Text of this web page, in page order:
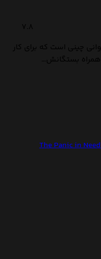
7.8
چینی است که برای کار
بستگانش…